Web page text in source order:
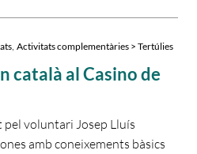
Activitats complementàries > Tertúlies
català al Casino de
pel voluntari Josep Lluís
amb coneixements bàsics